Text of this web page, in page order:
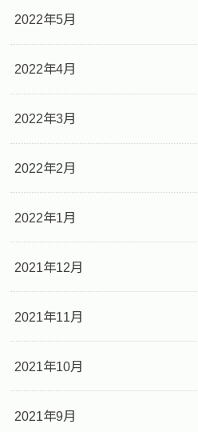
2022年5月
2022年4月
2022年3月
2022年2月
2022年1月
2021年12月
2021年11月
2021年10月
2021年9月